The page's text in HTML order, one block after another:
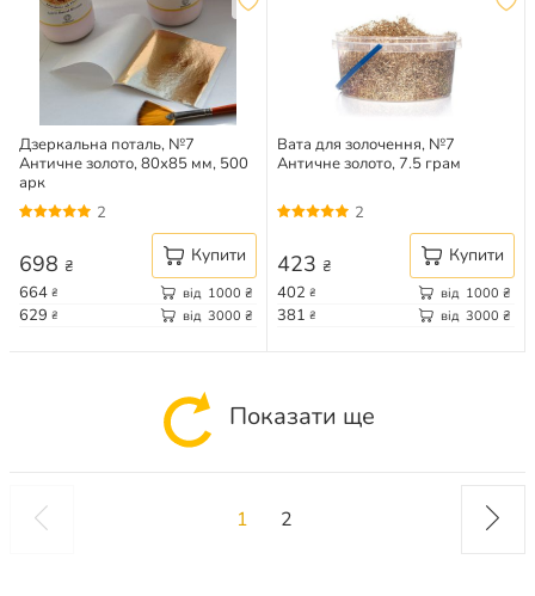
Дзеркальна поталь, №7
Античне золото, 80х85 мм, 500
арк
2
698 ₴ Купити
664 ₴ від 1000 ₴
629 ₴ від 3000 ₴
Вата для золочення, №7
Античне золото, 7.5 грам
2
423 ₴ Купити
402 ₴ від 1000 ₴
381 ₴ від 3000 ₴
Показати ще
1 2